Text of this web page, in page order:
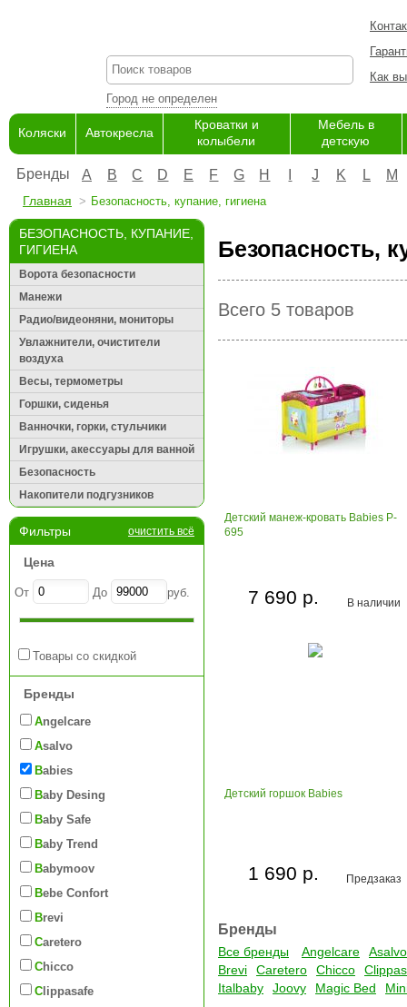
Город не определен
Как
Коляски Автокресла
Кроватки и
колыбели
Мебель в
детскую
Бренды A B C D E F G H J K L M
Главная Безопасность, купание, гигиена
БЕЗОПАСНОСТЬ, КУПАНИЕ,
ГИГИЕНА
Ворота безопасности
Манежи
Радио/видеоняни, мониторы
Увлажнители, очистители
воздуха
Весы, термометры
Горшки, сиденья
Ванночки, горки, стульчики
Игрушки, акессуары для ванной
Безопасность
Накопители подгузников
Фильтры очистить всё
Цена
От До руб.
Товары со скидкой
Бренды
Angelcare
Asalvo
Babies
Baby Desing
Baby Safe
Baby Trend
Babymoov
Bebe Confort
Brevi
Caretero
Chicco
Clippasafe
Безопасность,
Всего 5 товаров
Детский манеж-кровать Babies P-
695
В наличии
7 690 р.
Детский горшок Babies
Предзаказ
1 690 р.
Бренды
Все бренды Angelcare
Asalvo
Brevi
Caretero Chicco
Italbaby
Joovy Magic Bed